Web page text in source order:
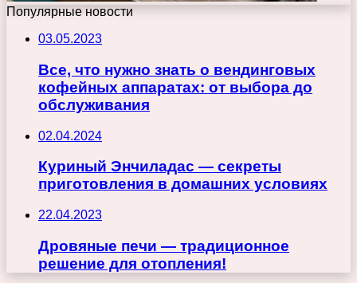
Популярные новости
03.05.2023
Все, что нужно знать о вендинговых
кофейных аппаратах: от выбора до
обслуживания
02.04.2024
Куриный Энчиладас — секреты
приготовления в домашних условиях
22.04.2023
Дровяные печи — традиционное
решение для отопления!